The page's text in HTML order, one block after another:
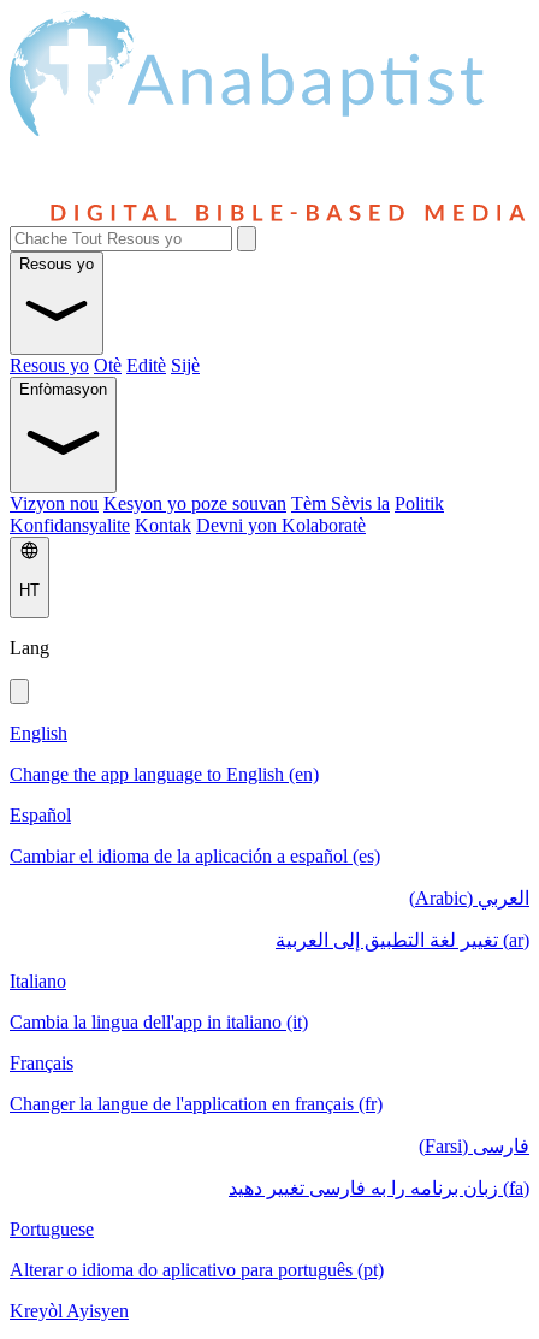
Resous yo
Resous yo Otè Editè Sijè
Enfòmasyon
Vizyon nou Kesyon yo poze souvan Tèm Sèvis la Politik
Konfidansyalite Kontak Devni yon Kolaboratè
HT
Lang
English
Change the app language to English (en)
Español
Cambiar el idioma de la aplicación a español (es)
العربي (Arabic)
(ar) تغيير لغة التطبيق إلى العربية
Italiano
Cambia la lingua dell'app in italiano (it)
Français
Changer la langue de l'application en français (fr)
فارسی (Farsi)
(fa) زبان برنامه را به فارسی تغییر دهید
Portuguese
Alterar o idioma do aplicativo para português (pt)
Kreyòl Ayisyen